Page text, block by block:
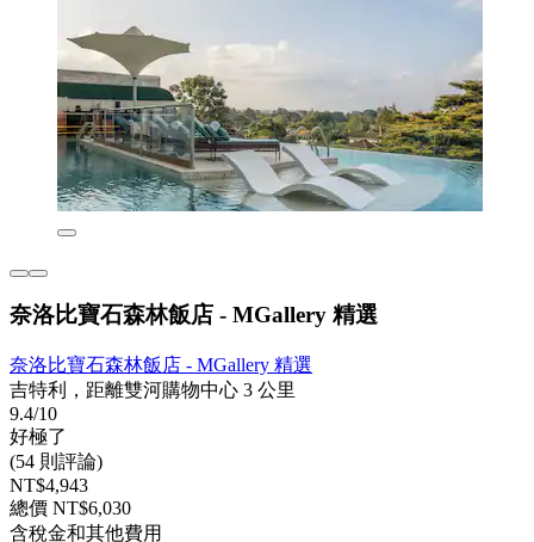
奈洛比寶石森林飯店 - MGallery 精選
奈洛比寶石森林飯店 - MGallery 精選
吉特利，距離雙河購物中心 3 公里
9.4/10
好極了
(54 則評論)
NT$4,943
總價 NT$6,030
含稅金和其他費用